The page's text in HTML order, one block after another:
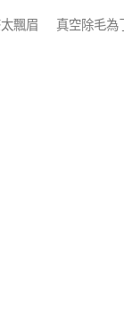
飄眉 真空除毛為